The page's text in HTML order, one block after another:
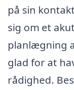
på sin
sig om et
planlægning
glad for at
rådighed.